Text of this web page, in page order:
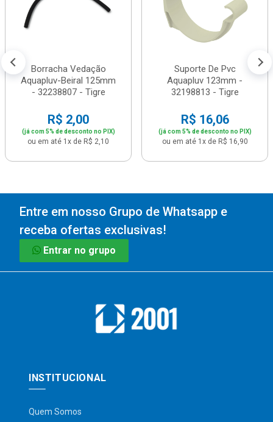
Borracha Vedação
Aquapluv-Beiral 125mm
- 32238807 - Tigre
R$ 2,00
(já com 5% de desconto no PIX)
ou em até 1x de R$ 2,10
Suporte De Pvc
Aquapluv 123mm -
32198813 - Tigre
R$ 16,06
(já com 5% de desconto no PIX)
ou em até 1x de R$ 16,90
Entre em nosso Grupo de Whatsapp e
receba ofertas exclusivas!
Entrar no grupo
INSTITUCIONAL
Quem Somos